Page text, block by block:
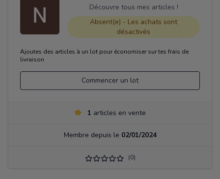
Découvre tous mes articles !
Absent(e) - Les achats sont
désactivés
Ajoutes des articles à un lot pour économiser sur tes frais de
livraison
Commencer un lot
1 articles en vente
Membre depuis le 02/01/2024
(0)